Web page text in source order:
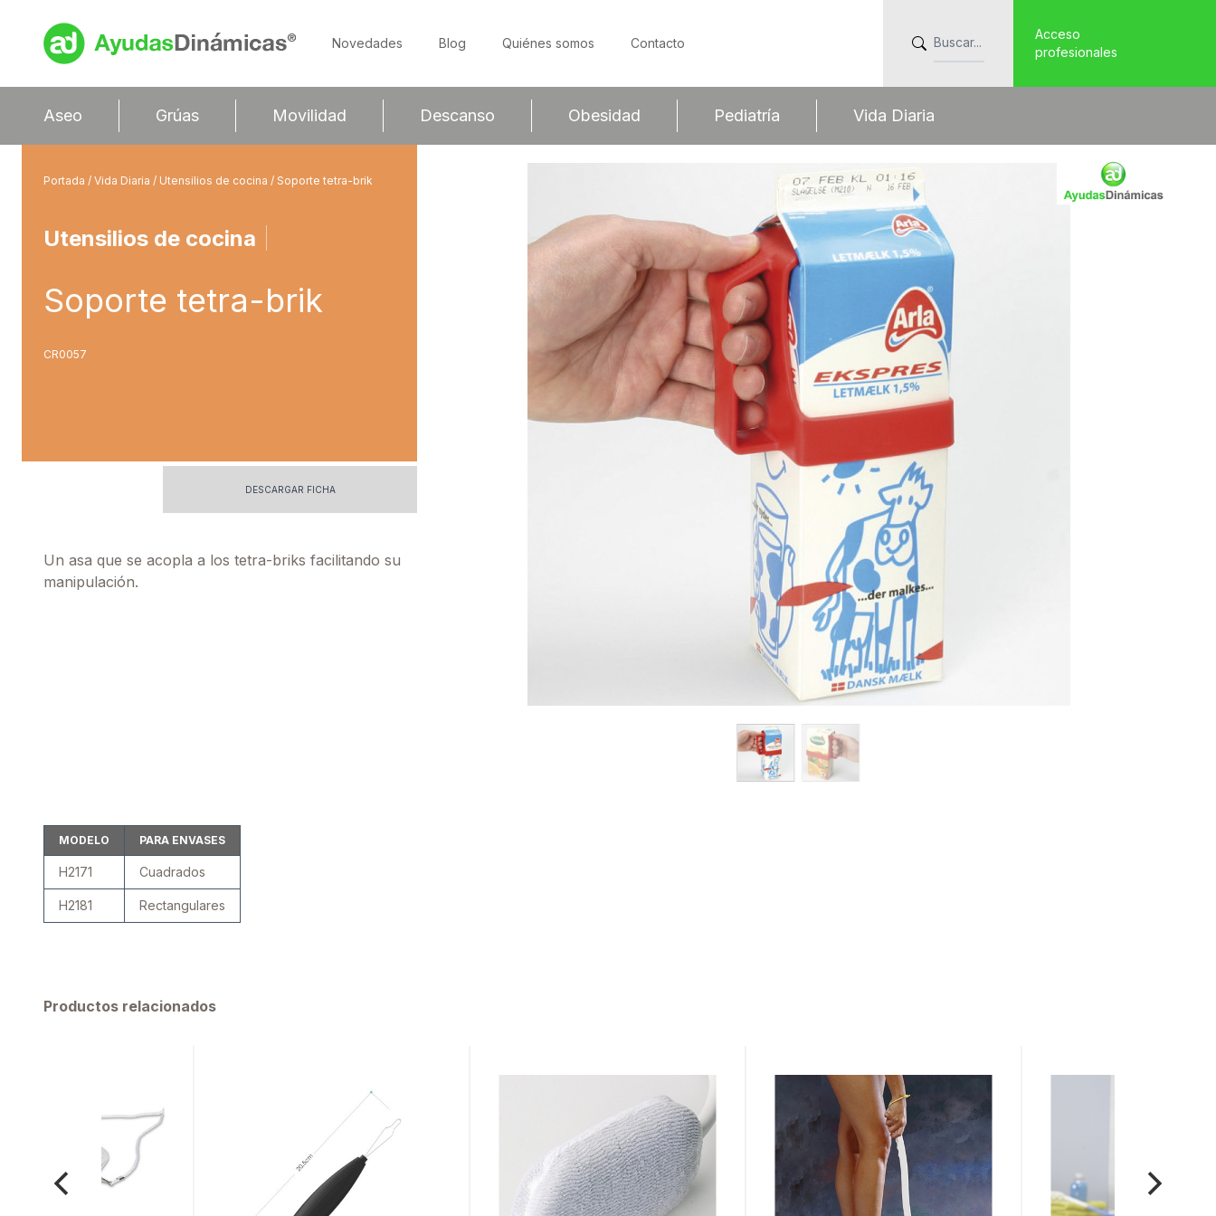
Novedades Blog Quiénes somos Contacto
Acceso
profesionales
Aseo Grúas Movilidad Descanso Obesidad Pediatría Vida Diaria
Portada / Vida Diaria / Utensilios de cocina / Soporte tetra-brik
Utensilios de cocina
Soporte tetra-brik
CR0057
DESCARGAR FICHA
Un asa que se acopla a los tetra-briks facilitando su
manipulación.
MODELO PARA ENVASES
H2171 Cuadrados
H2181 Rectangulares
Productos relacionados